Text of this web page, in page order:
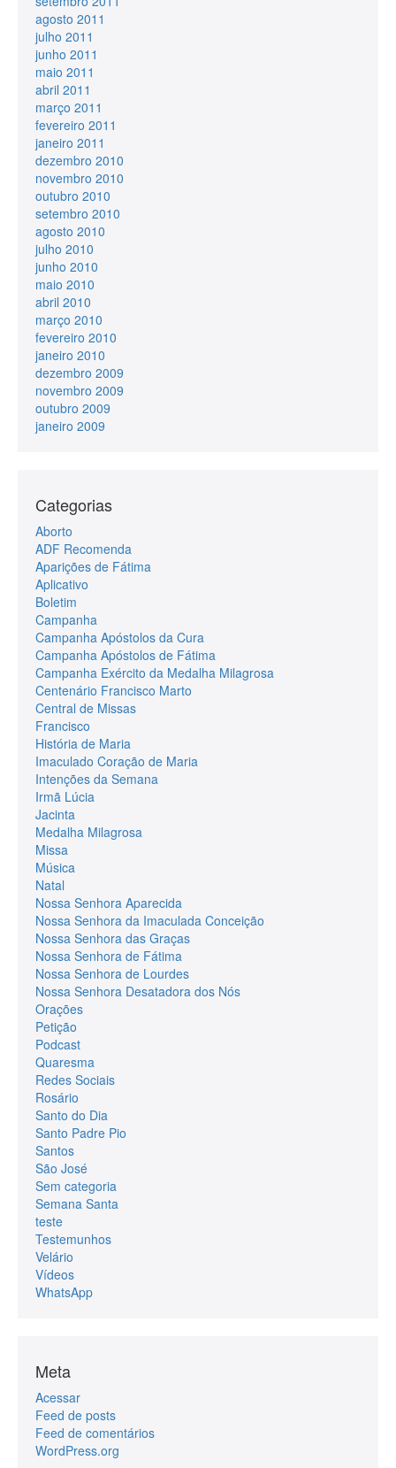
agosto 2011
julho 2011
junho 2011
maio 2011
abril 2011
março 2011
fevereiro 2011
janeiro 2011
dezembro 2010
novembro 2010
outubro 2010
setembro 2010
agosto 2010
julho 2010
junho 2010
maio 2010
abril 2010
março 2010
fevereiro 2010
janeiro 2010
dezembro 2009
novembro 2009
outubro 2009
janeiro 2009
Categorias
Aborto
ADF Recomenda
Aparições de Fátima
Aplicativo
Boletim
Campanha
Campanha Apóstolos da Cura
Campanha Apóstolos de Fátima
Campanha Exército da Medalha Milagrosa
Centenário Francisco Marto
Central de Missas
Francisco
História de Maria
Imaculado Coração de Maria
Intenções da Semana
Irmã Lúcia
Jacinta
Medalha Milagrosa
Missa
Música
Natal
Nossa Senhora Aparecida
Nossa Senhora da Imaculada Conceição
Nossa Senhora das Graças
Nossa Senhora de Fátima
Nossa Senhora de Lourdes
Nossa Senhora Desatadora dos Nós
Orações
Petição
Podcast
Quaresma
Redes Sociais
Rosário
Santo do Dia
Santo Padre Pio
Santos
São José
Sem categoria
Semana Santa
teste
Testemunhos
Velário
Vídeos
WhatsApp
Meta
Acessar
Feed de posts
Feed de comentários
WordPress.org